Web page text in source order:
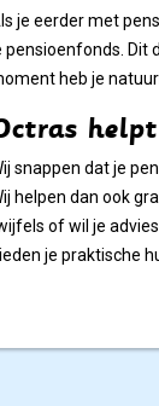
je eerder met
pensioenfonds. Dit
heb je
snappen dat je
helpen dan ook
of wil je
je praktische